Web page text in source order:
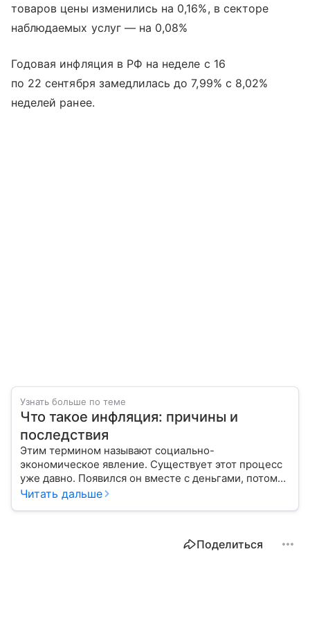
товаров цены изменились на 0,16%, в секторе
наблюдаемых услуг — на 0,08%
Годовая инфляция в РФ на неделе с 16
по 22 сентября замедлилась до 7,99% с 8,02%
неделей ранее.
Узнать больше по теме
Что такое инфляция: причины и
последствия
Этим термином называют социально-
экономическое явление. Существует этот процесс
уже давно. Появился он вместе с деньгами, потому
что эти составляющие неразрывно связаны друг с
Читать дальше
Поделиться